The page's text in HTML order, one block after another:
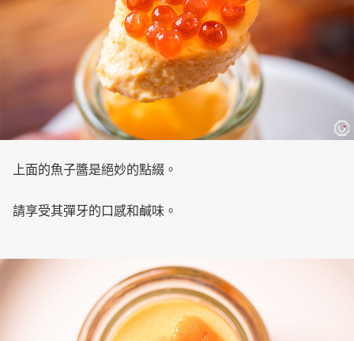
上面的魚子醬是絕妙的點綴。
請享受其彈牙的口感和鹹味。